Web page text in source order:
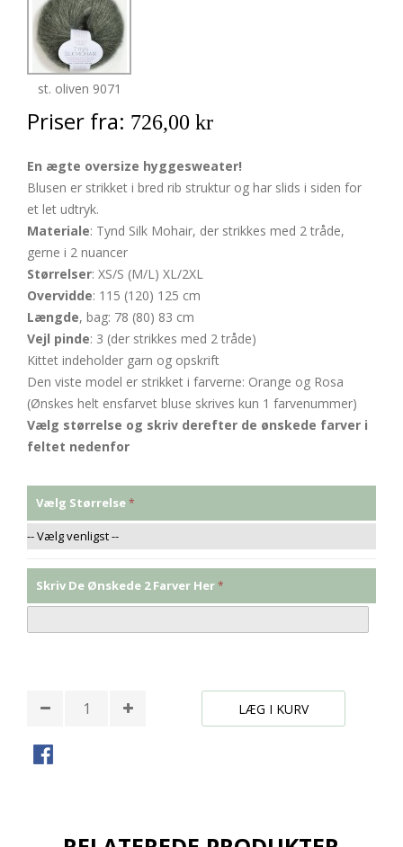
st. oliven 9071
Priser fra: 726,00 kr
En ægte oversize hyggesweater!
Blusen er strikket i bred rib struktur og har slids i siden for
et let udtryk.
Materiale: Tynd Silk Mohair, der strikkes med 2 tråde,
gerne i 2 nuancer
Størrelser: XS/S (M/L) XL/2XL
Overvidde: 115 (120) 125 cm
Længde, bag: 78 (80) 83 cm
Vejl pinde: 3 (der strikkes med 2 tråde)
Kittet indeholder garn og opskrift
Den viste model er strikket i farverne: Orange og Rosa
(Ønskes helt ensfarvet bluse skrives kun 1 farvenummer)
Vælg størrelse og skriv derefter de ønskede farver i
feltet nedenfor
Vælg Størrelse
Skriv De Ønskede 2 Farver Her
LÆG I KURV